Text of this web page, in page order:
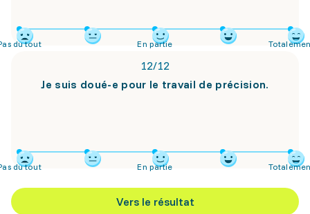
du tout En partie
12/12
Je suis doué-e pour le travail de précision.
du tout En partie
Vers le résultat